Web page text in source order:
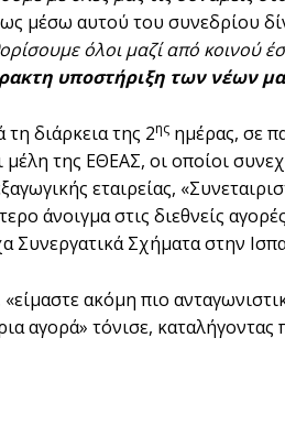
μέσω αυτού του συνεδρίου
όλοι μαζί από κοινού
υποστήριξη των νέων
διάρκεια της 2ης ημέρας, σε
της ΕΘΕΑΣ, οι οποίοι
εταιρείας,
άνοιγμα στις διεθνείς
Σχήματα στην
ακόμη πιο
αγορά» τόνισε,